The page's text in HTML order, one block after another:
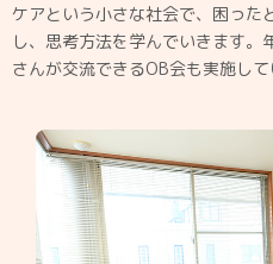
ケアという小さな社会で、困った
し、思考方法を学んでいきます
さんが交流できるOB会も実施して